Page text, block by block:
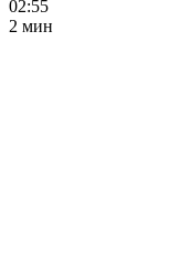
02:55
2 мин